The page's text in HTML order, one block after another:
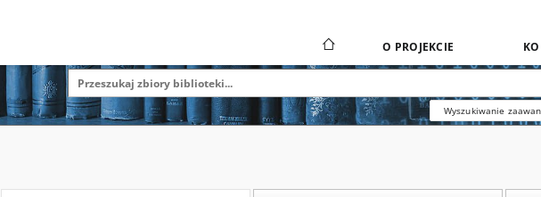
O PROJEKCIE
Wyszukiwanie